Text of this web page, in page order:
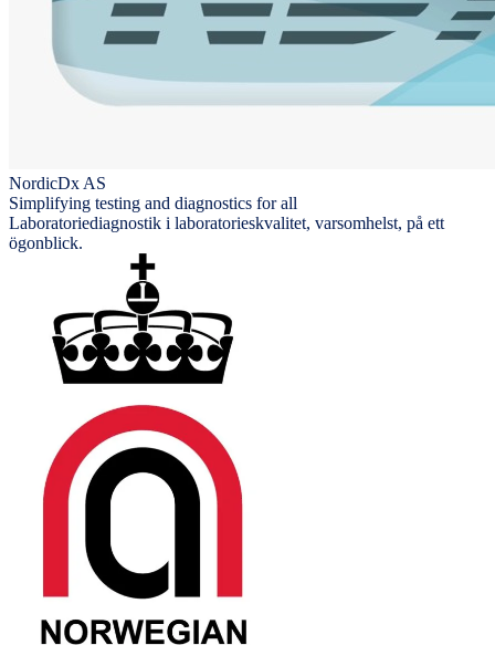
NordicDx AS
Simplifying testing and diagnostics for all
Laboratoriediagnostik i laboratorieskvalitet, varsomhelst, på ett
ögonblick.